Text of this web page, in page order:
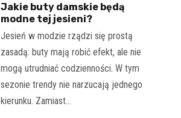
Jakie buty damskie będą
modne tej jesieni?
Jesień w modzie rządzi się prostą
zasadą: buty mają robić efekt, ale nie
mogą utrudniać codzienności. W tym
sezonie trendy nie narzucają jednego
kierunku. Zamiast…